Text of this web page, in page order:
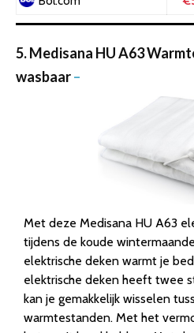
5. Medisana HU A63
wasbaar–
Met deze Medisana HU A63
tijdens de koude
elektrische deken warmt je
elektrische deken heeft twee
kan je gemakkelijk wisselen
warmtestanden. Met het